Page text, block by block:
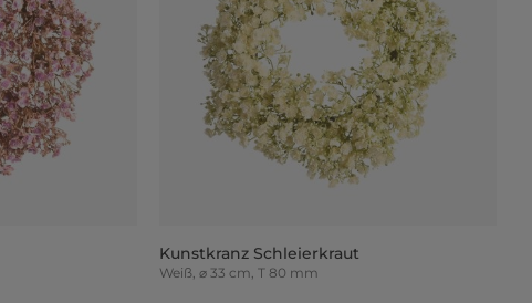
Kunstkranz Schleierkraut
Weiß, ⌀ 33 cm, T 80 mm